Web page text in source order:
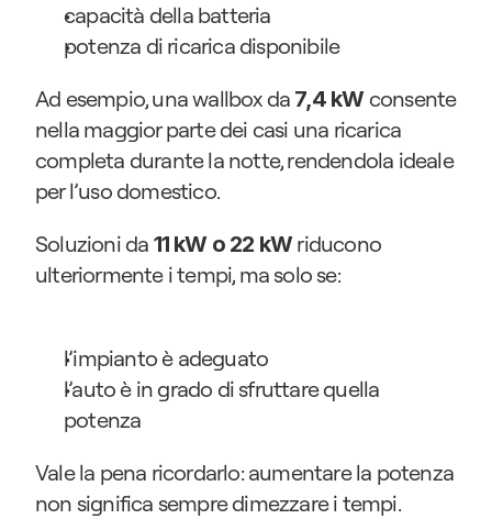
capacità della batteria
potenza di ricarica disponibile
Ad esempio, una wallbox da 7,4 kW consente
nella maggior parte dei casi una ricarica
completa durante la notte, rendendola ideale
per l’uso domestico.
Soluzioni da 11 kW o 22 kW riducono
ulteriormente i tempi, ma solo se:
l’impianto è adeguato
l’auto è in grado di sfruttare quella
potenza
Vale la pena ricordarlo: aumentare la potenza
non significa sempre dimezzare i tempi.